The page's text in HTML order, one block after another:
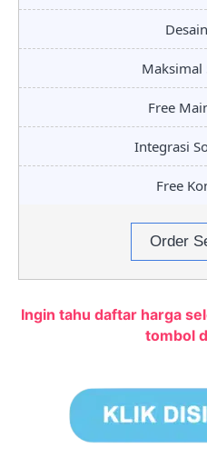
Maksimal
Free
Integrasi
Free
Order
Ingin tahu daftar harga
tombol